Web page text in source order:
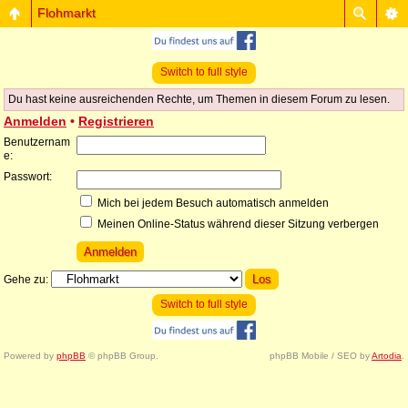
Flohmarkt
Switch to full style
Du hast keine ausreichenden Rechte, um Themen in diesem Forum zu lesen.
Anmelden • Registrieren
Benutzernam
e:
Passwort:
Mich bei jedem Besuch automatisch anmelden
Meinen Online-Status während dieser Sitzung verbergen
Gehe zu:
Switch to full style
Powered by phpBB © phpBB Group. phpBB Mobile / SEO byArtodia